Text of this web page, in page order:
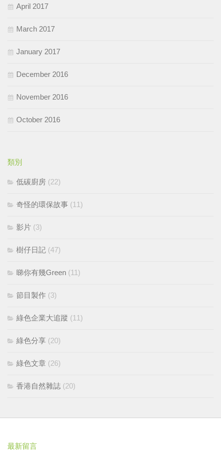
April 2017
March 2017
January 2017
December 2016
November 2016
October 2016
類別
低碳廚房 (22)
奇怪的環保故事 (11)
影片 (3)
樹仔日記 (47)
睇你有幾Green (11)
節目製作 (3)
綠色企業大追蹤 (11)
綠色分享 (20)
綠色文章 (26)
香港自然雜誌 (20)
最新留言